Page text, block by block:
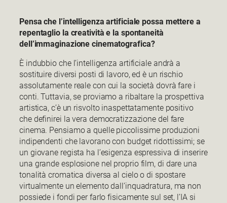
Pensa che l’intelligenza artificiale possa mettere a
repentaglio la creatività e la spontaneità
dell’immaginazione cinematografica?
È indubbio che l’intelligenza artificiale andrà a
sostituire diversi posti di lavoro, ed è un rischio
assolutamente reale con cui la società dovrà fare i
conti. Tuttavia, se proviamo a ribaltare la prospettiva
artistica, c’è un risvolto inaspettatamente positivo
che definirei la vera democratizzazione del fare
cinema. Pensiamo a quelle piccolissime produzioni
indipendenti che lavorano con budget ridottissimi; se
un giovane regista ha l’esigenza espressiva di inserire
una grande esplosione nel proprio film, di dare una
tonalità cromatica diversa al cielo o di spostare
virtualmente un elemento dall’inquadratura, ma non
possiede i fondi per farlo fisicamente sul set, l’IA si